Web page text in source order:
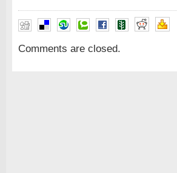
Comments are closed.